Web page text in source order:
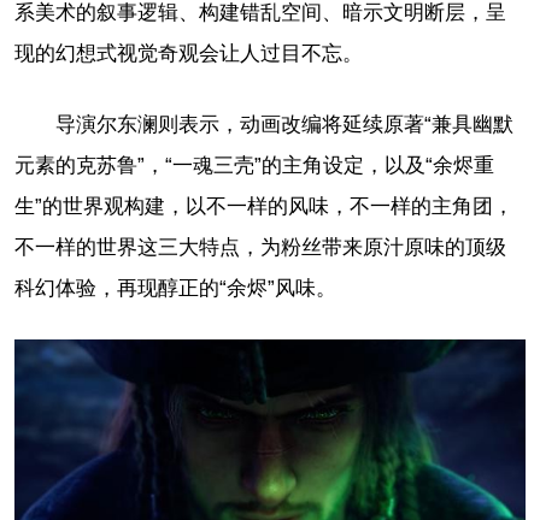
系美术的叙事逻辑、构建错乱空间、暗示文明断层，呈
现的幻想式视觉奇观会让人过目不忘。
导演尔东澜则表示，动画改编将延续原著“兼具幽默
元素的克苏鲁”，“一魂三壳”的主角设定，以及“余烬重
生”的世界观构建，以不一样的风味，不一样的主角团，
不一样的世界这三大特点，为粉丝带来原汁原味的顶级
科幻体验，再现醇正的“余烬”风味。